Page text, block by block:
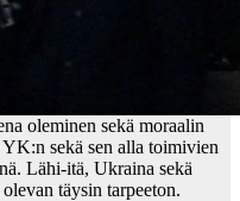
oleminen sekä moraalin
sekä sen alla toimivien
Lähi-itä, Ukraina sekä
täysin tarpeeton.